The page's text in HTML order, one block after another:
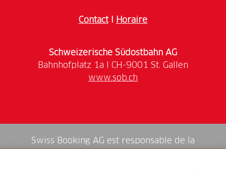
ContactI Horaire
Schweizerische Südostbahn AG
www.sob.ch
Swiss Booking AG est responsable de la